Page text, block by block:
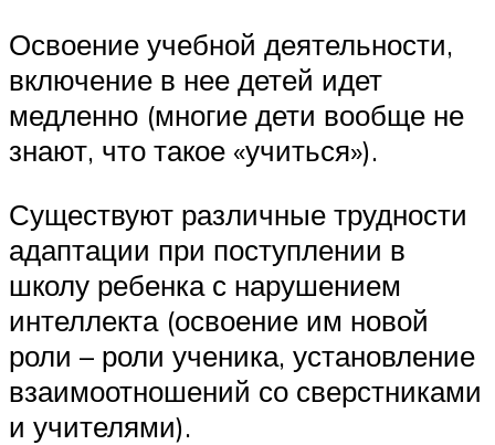
Освоение учебной деятельности,
включение в нее детей идет
медленно (многие дети вообще не
знают, что такое «учиться»).
Существуют различные трудности
адаптации при поступлении в
школу ребенка с нарушением
интеллекта (освоение им новой
роли – роли ученика, установление
взаимоотношений со сверстниками
и учителями).